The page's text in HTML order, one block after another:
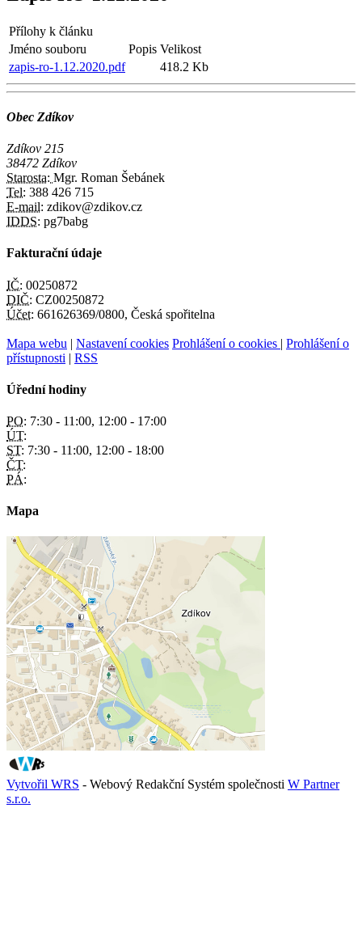
Přílohy k článku
Jméno souboru
Popis Velikost
zapis-ro-1.12.2020.pdf
418.2 Kb
Obec Zdíkov
Zdíkov 215
38472 Zdíkov
Starosta: Mgr. Roman Šebánek
Tel: 388 426 715
E-mail: zdikov@zdikov.cz
IDDS: pg7babg
Fakturační údaje
IČ: 00250872
DIČ: CZ00250872
Účet: 661626369/0800, Česká spořitelna
Mapa webu | Nastavení cookies Prohlášení o cookies | Prohlášení o
přístupnosti | RSS
Úřední hodiny
PO: 7:30 - 11:00, 12:00 - 17:00
ÚT:
ST: 7:30 - 11:00, 12:00 - 18:00
ČT:
PÁ:
Mapa
Vytvořil WRS - Webový Redakční Systém společnosti W Partner
s.r.o.